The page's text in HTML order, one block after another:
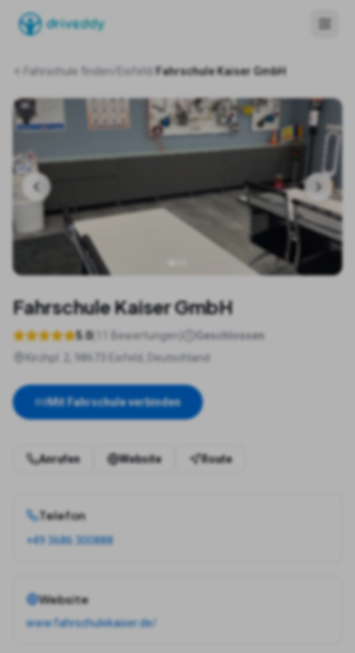
Fahrschule finden Eisfeld Fahrschule Kaiser GmbH
Fahrschule Kaiser GmbH
5.0( Bewertungen)
Geschlossen
Kirchpl. 2, 98673 Eisfeld, Deutschland
Mit Fahrschule verbinden
Anrufen Website Route
Telefon
+49 3686 300888
Website
www.fahrschulekaiser.de/